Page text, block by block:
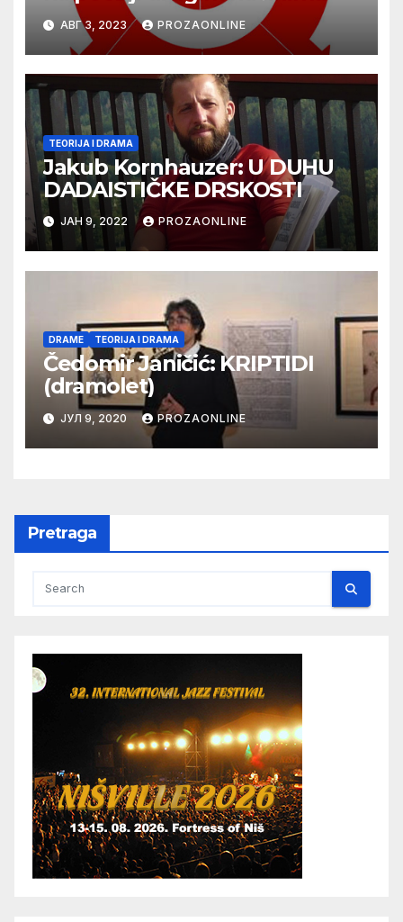
АВГ 3, 2023 PROZAONLINE
TEORIJA I DRAMA
Jakub Kornhauzer: U DUHU
DADAISTIČKE DRSKOSTI
ЈАН 9, 2022 PROZAONLINE
DRAME TEORIJA I DRAMA
Čedomir Janičić: KRIPTIDI
(dramolet)
ЈУЛ 9, 2020 PROZAONLINE
Pretraga